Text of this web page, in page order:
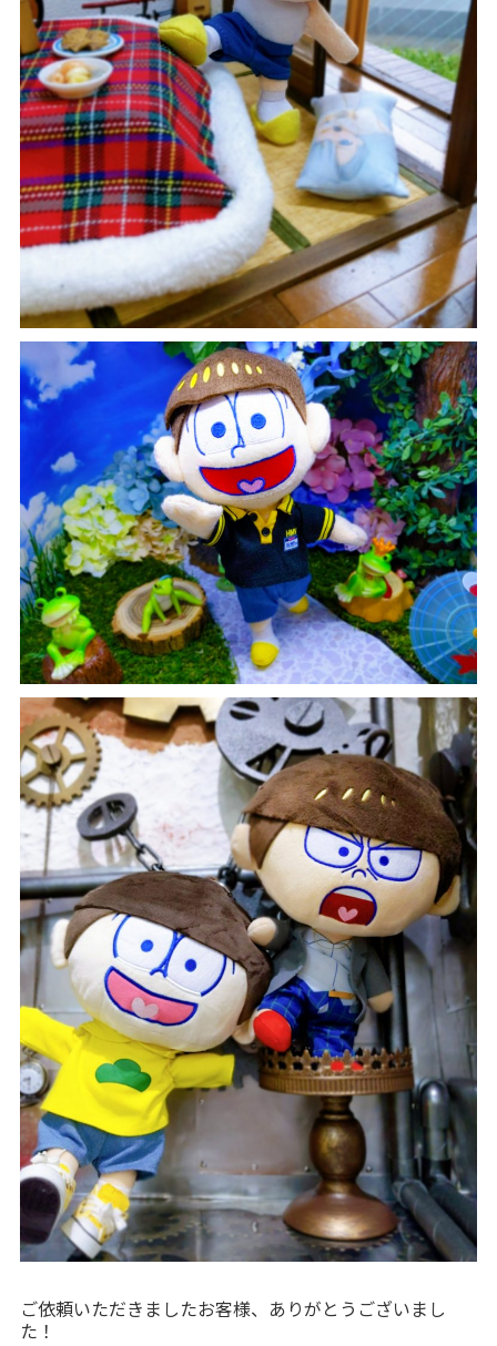
ご依頼いただきましたお客様、ありがとうございまし
た！